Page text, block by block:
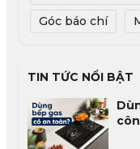
Góc báo chí
TIN TỨC NỔI BẬT